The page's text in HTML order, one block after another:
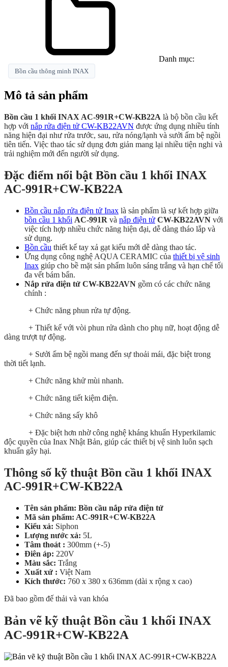
Danh mục:
Bồn cầu thông minh INAX
Mô tả sản phẩm
Bồn cầu 1 khối INAX AC-991R+CW-KB22A là bộ bồn cầu kết
hợp với nắp rửa điện tử CW-KB22AVN được ứng dụng nhiều tính
năng hiện đại như rửa trước, sau, rửa nóng/lạnh và sưởi ấm bệ ngồi
tiên tiến. Việc thao tác sử dụng đơn giản mang lại nhiều tiện nghi và
trải nghiệm mới đến người sử dụng.
Đặc điểm nổi bật Bồn cầu 1 khối INAX
AC-991R+CW-KB22A
Bồn cầu nắp rửa điện tử Inax là sản phẩm là sự kết hợp giữa
bồn cầu 1 khối AC-991R và nắp điện tử CW-KB22AVN với
việc tích hợp nhiều chức năng hiện đại, dễ dàng tháo lắp và
sử dụng.
Bồn cầu thiết kế tay xả gạt kiểu mới dễ dàng thao tác.
Ứng dụng công nghệ AQUA CERAMIC của thiết bị vệ sinh
Inax giúp cho bề mặt sản phẩm luôn sáng trắng và hạn chế tối
đa vết bám bẩn.
Nắp rửa điện tử CW-KB22AVN gồm có các chức năng
chính :
+ Chức năng phun rửa tự động.
+ Thiết kế với vòi phun rửa dành cho phụ nữ, hoạt động dễ
dàng trượt tự động.
+ Sưởi ấm bệ ngồi mang đến sự thoải mái, đặc biệt trong
thời tiết lạnh.
+ Chức năng khử mùi nhanh.
+ Chức năng tiết kiệm điện.
+ Chức năng sấy khô
+ Đặc biệt hơn nhờ công nghệ kháng khuẩn Hyperkilamic
độc quyền của Inax Nhật Bản, giúp các thiết bị vệ sinh luôn sạch
khuẩn gây hại.
Thông số kỹ thuật Bồn cầu 1 khối INAX
AC-991R+CW-KB22A
Tên sản phẩm: Bồn cầu nắp rửa điện tử
Mã sản phẩm: AC-991R+CW-KB22A
Kiểu xả: Siphon
Lượng nước xả: 5L
Tâm thoát : 300mm (+-5)
Điên áp: 220V
Màu sắc: Trắng
Xuất xứ : Việt Nam
Kích thước: 760 x 380 x 636mm (dài x rộng x cao)
Đã bao gồm đế thải và van khóa
Bản vẽ kỹ thuật Bồn cầu 1 khối INAX
AC-991R+CW-KB22A